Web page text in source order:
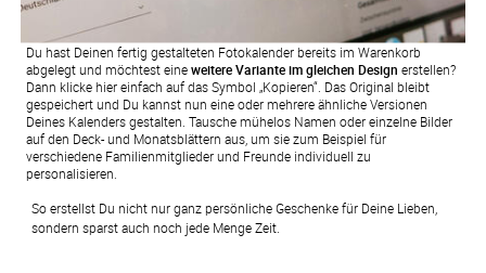
Du hast Deinen fertig gestalteten Fotokalender bereits im Warenkorb
abgelegt und möchtest eineweitere Variante im gleichen Design erstellen?
Dann klicke hier einfach auf das Symbol „Kopieren“. Das Original bleibt
gespeichert und Du kannst nun eine oder mehrere ähnliche Versionen
Deines Kalenders gestalten. Tausche mühelos Namen oder einzelne Bilder
auf den Deck- und Monatsblättern aus, um sie zum Beispiel für
verschiedene Familienmitglieder und Freunde individuell zu
personalisieren.
So erstellst Du nicht nur ganz persönliche Geschenke für Deine Lieben,
sondern sparst auch noch jede Menge Zeit.